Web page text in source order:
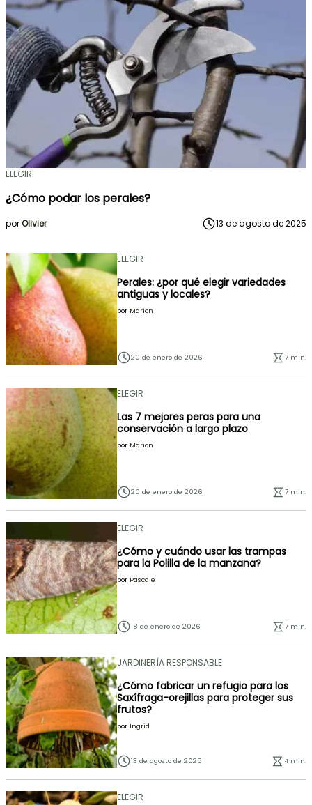
ELEGIR
¿Cómo podar los perales?
porOlivier 13 de agosto de 2025
ELEGIR
Perales: ¿por qué elegir variedades
antiguas y locales?
por Marion
20 de enero de 2026 7 min.
ELEGIR
Las 7 mejores peras para una
conservación a largo plazo
por Marion
20 de enero de 2026 7 min.
ELEGIR
¿Cómo y cuándo usar las trampas
para la Polilla de la manzana?
por Pascale
18 de enero de 2026 7 min.
JARDINERÍA RESPONSABLE
¿Cómo fabricar un refugio para los
Saxífraga-orejillas para proteger sus
frutos?
por Ingrid
13 de agosto de 2025 4 min.
ELEGIR